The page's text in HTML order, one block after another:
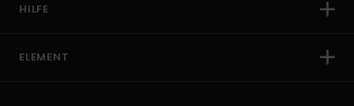
HILFE
ELEMENT